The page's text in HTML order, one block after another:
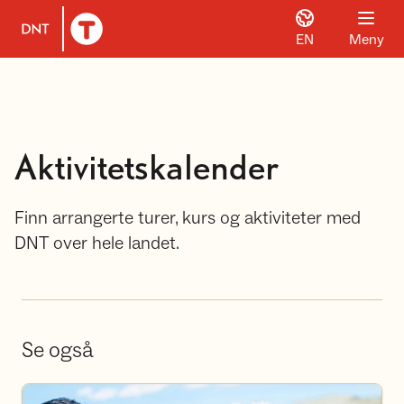
Til DNT.no forside
EN Meny
Aktivitetskalender
Finn arrangerte turer, kurs og aktiviteter med
DNT over hele landet.
Se også
Bli frivillig